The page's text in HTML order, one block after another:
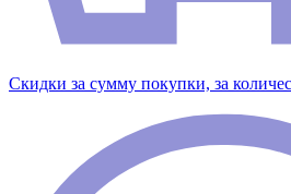
Скидки за сумму покупки, за